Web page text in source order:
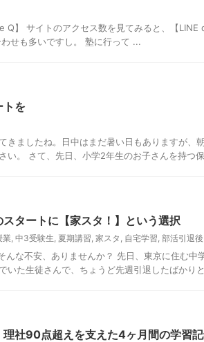
Q】 サイトのアクセス数を見てみると、【
せも多いですし。 塾に行って ...
トを
きましたね。日中はまだ暑い日もありますが
い。 さて、先日、小学2年生のお子さんを持つ
タートに【家スタ！】という選択
業 中3受験生 夏期講習 家スタ 自宅学習 部活引退後
んな不安、ありませんか？ 先日、東京に住む中
いた生徒さんで、ちょうど先週引退したばかり
社90点超えを支えた4ヶ月間の学習